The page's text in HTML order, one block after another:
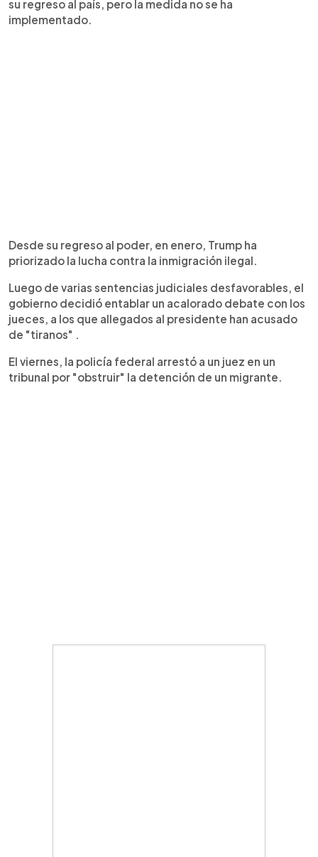
su regreso al país, pero la medida no se ha
implementado.
Desde su regreso al poder, en enero, Trump ha
priorizado la lucha contra la inmigración ilegal.
Luego de varias sentencias judiciales desfavorables, el
gobierno decidió entablar un acalorado debate con los
jueces, a los que allegados al presidente han acusado
de "tiranos" .
El viernes, la policía federal arrestó a un juez en un
tribunal por "obstruir" la detención de un migrante.